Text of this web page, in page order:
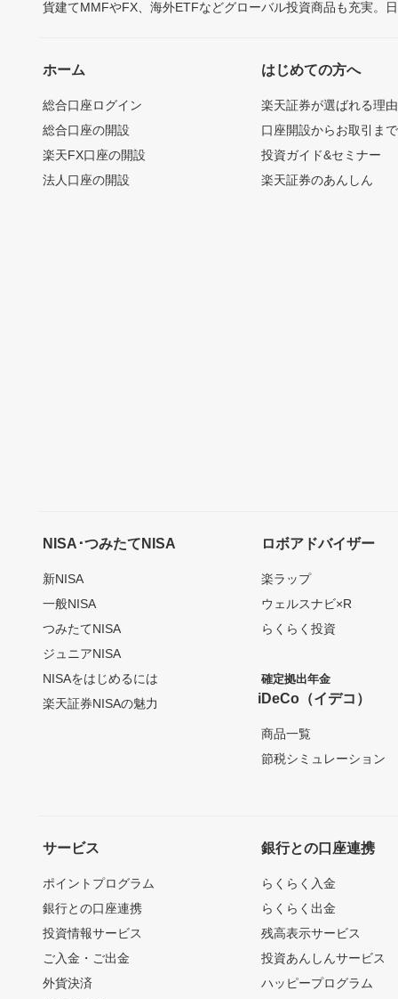
貨建てMMFやFX、海外ETFなどグローバル投資商品も充実。
ホーム
総合口座ログイン
総合口座の開設
楽天FX口座の開設
法人口座の開設
はじめての方へ
楽天証券が選ばれる理由
口座開設からお取引ま
投資ガイド&セミナー
楽天証券のあんしん
NISA･つみたてNISA
新NISA
一般NISA
つみたてNISA
ジュニアNISA
NISAをはじめるには
楽天証券NISAの魅力
ロボアドバイザー
楽ラップ
ウェルスナビ×R
らくらく投資
確定拠出年金
iDeCo（イデコ）
商品一覧
節税シミュレーション
サービス
ポイントプログラム
銀行との口座連携
投資情報サービス
ご入金・ご出金
外貨決済
銀行との口座連携
らくらく入金
らくらく出金
残高表示サービス
投資あんしんサービス
ハッピープログラム